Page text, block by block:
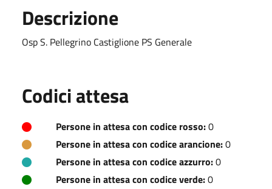
Descrizione
Osp S. Pellegrino Castiglione PS Generale
Codici attesa
Persone in attesa con codice rosso:0
Persone in attesa con codice arancione:0
Persone in attesa con codice azzurro:0
Persone in attesa con codice verde:0